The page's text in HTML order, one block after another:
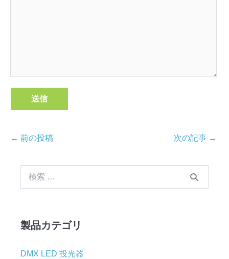
投
← 前の投稿 次の記事 →
製品カテゴリ
DMX LED 投光器